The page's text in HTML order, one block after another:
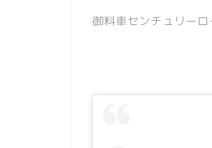
御料車センチュリーロ